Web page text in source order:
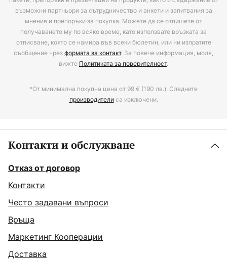
възможни партньори за сътрудничество и анкети и запитвания за
мнения и препоръки за покупка. Можете да се отпишете от
получаването му по всяко време, като използвате връзката за
отписване, която се намира във всеки бюлетин, или ни изпратите
съобщение чрезформата за контакт. За повече информация, моля,
вижте Политиката за поверителност.
*От минимална покупна цена от 99 € (190 лв.). Следните
производителиса изключени.
Контакти и обслужване
Отказ от договор
Контакти
Често задавани въпроси
Връща
Маркетинг Кооперации
Доставка